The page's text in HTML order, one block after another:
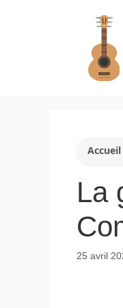
Accueil
La
25 avril